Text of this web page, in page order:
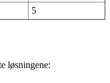
5
løsningene: